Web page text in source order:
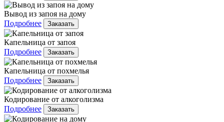
Вывод из запоя на дому
Подробнее
Заказать
Капельница от запоя
Подробнее
Заказать
Капельница от похмелья
Подробнее
Заказать
Кодирование от алкоголизма
Подробнее
Заказать